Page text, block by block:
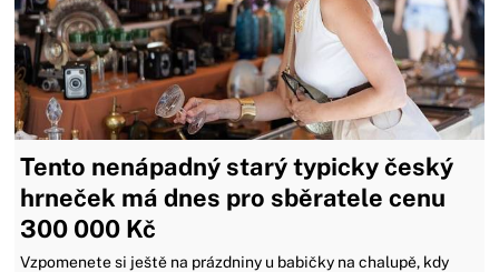
Tento nenápadný starý typicky český
hrneček má dnes pro sběratele cenu
300 000 Kč
Vzpomenete si ještě na prázdniny u babičky na chalupě, kdy